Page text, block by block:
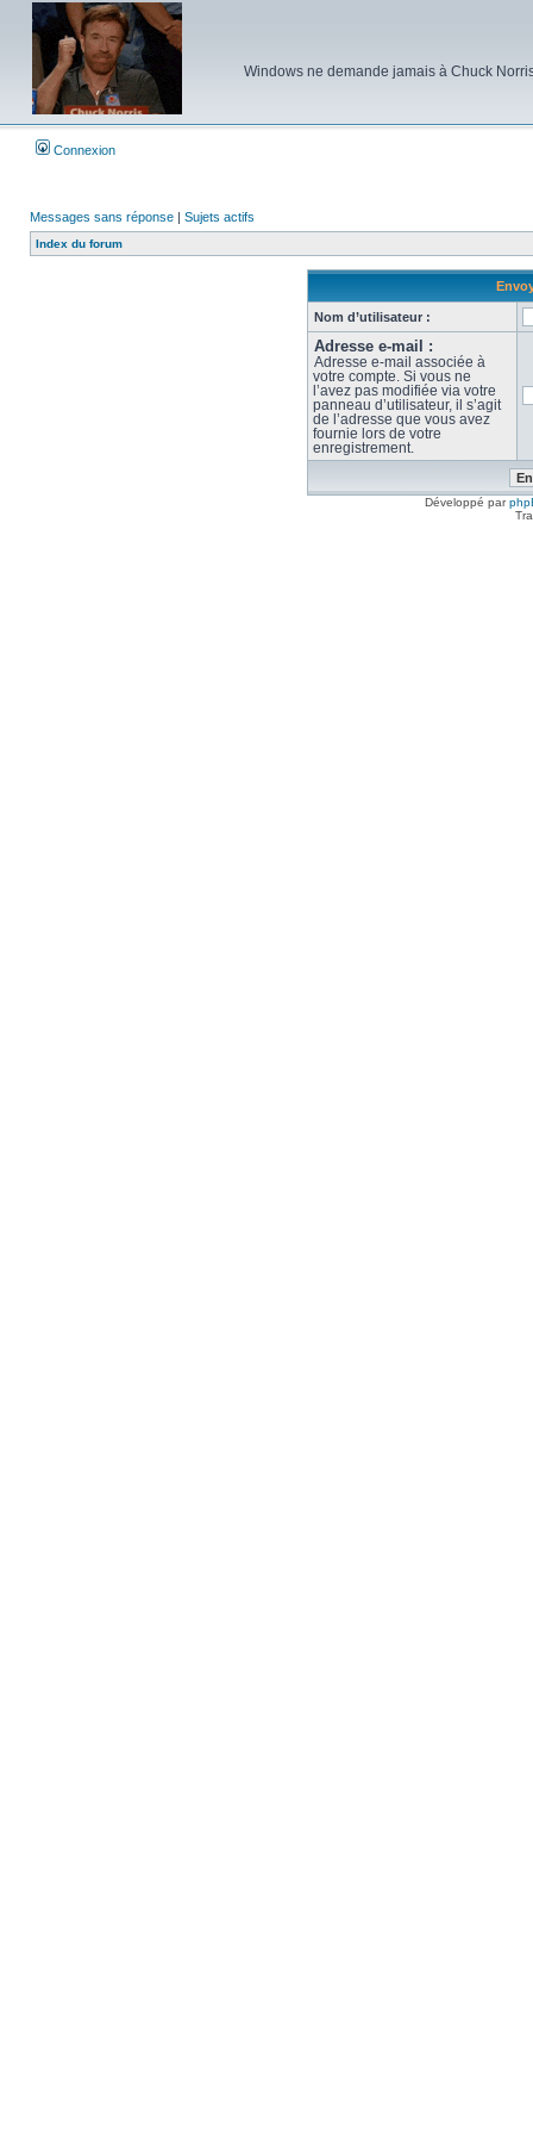
Windows ne demande jamais à Chuck
Connexion
Messages sans réponse | Sujets actifs
Index du forum
Nom d’utilisateur :
Adresse e-mail :
Adresse e-mail associée à
votre compte. Si vous ne
l’avez pas modifiée via votre
panneau d’utilisateur, il s’agit
de l’adresse que vous avez
fournie lors de votre
enregistrement.
Développé par